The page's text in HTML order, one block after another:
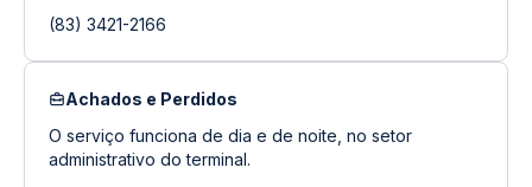
(83) 3421-2166
Achados e Perdidos
O serviço funciona de dia e de noite, no setor
administrativo do terminal.